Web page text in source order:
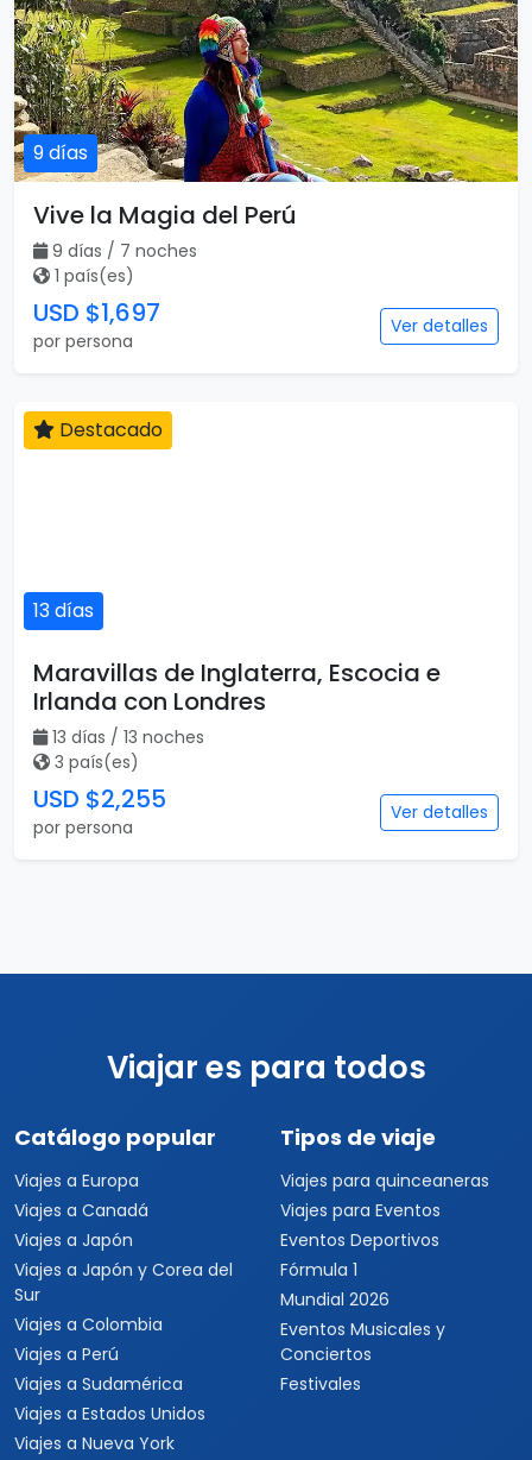
9 días
Vive la Magia del Perú
9 días / 7 noches
1 país(es)
USD $1,697
por persona
Ver detalles
13 días
Destacado
Maravillas de Inglaterra, Escocia e
Irlanda con Londres
13 días / 13 noches
3 país(es)
USD $2,255
por persona
Ver detalles
Viajar es para todos
Catálogo popular
Viajes a Europa
Viajes a Canadá
Viajes a Japón
Viajes a Japón y Corea del
Sur
Viajes a Colombia
Viajes a Perú
Viajes a Sudamérica
Viajes a Estados Unidos
Viajes a Nueva York
Tipos de viaje
Viajes para quinceaneras
Viajes para Eventos
Eventos Deportivos
Fórmula 1
Mundial 2026
Eventos Musicales y
Conciertos
Festivales